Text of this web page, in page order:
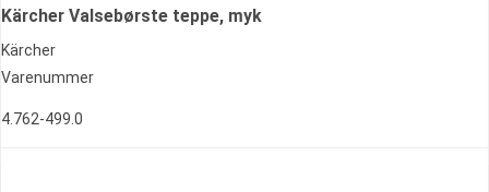
Kärcher Valsebørste teppe, myk
Kärcher
Varenummer
4.762-499.0